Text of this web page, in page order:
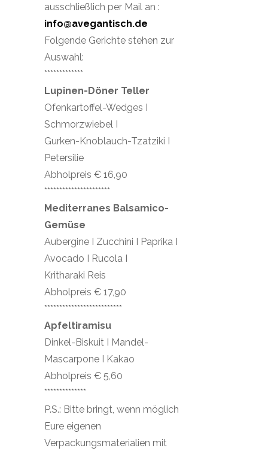
ausschließlich per Mail an :
info@avegantisch.de
Folgende Gerichte stehen zur
Auswahl:
*************
Lupinen-Döner Teller
Ofenkartoffel-Wedges I
Schmorzwiebel I
Gurken-Knoblauch-Tzatziki I
Petersilie
Abholpreis € 16,90
**********************
Mediterranes Balsamico-
Gemüse
Aubergine I Zucchini I Paprika I
Avocado I Rucola I
Kritharaki Reis
Abholpreis € 17,90
**************************
Apfeltiramisu
Dinkel-Biskuit I Mandel-
Mascarpone I Kakao
Abholpreis € 5,60
**************
P.S.: Bitte bringt, wenn möglich
Eure eigenen
Verpackungsmaterialien mit